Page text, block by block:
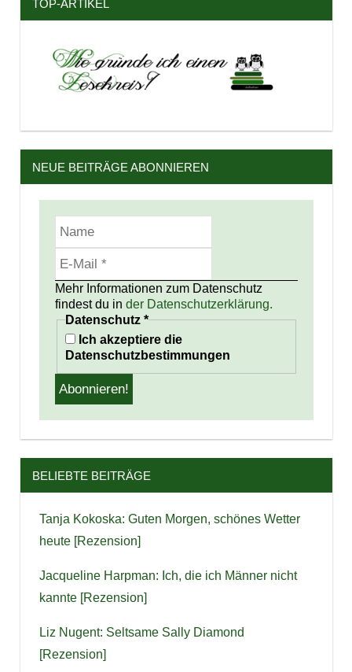
TOP-ARTIKEL
NEUE BEITRÄGE ABONNIEREN
Mehr Informationen zum Datenschutz
findest du in der Datenschutzerklärung.
Datenschutz *
Ich akzeptiere die
Datenschutzbestimmungen
BELIEBTE BEITRÄGE
Tanja Kokoska: Guten Morgen, schönes Wetter
heute [Rezension]
Jacqueline Harpman: Ich, die ich Männer nicht
kannte [Rezension]
Liz Nugent: Seltsame Sally Diamond
[Rezension]